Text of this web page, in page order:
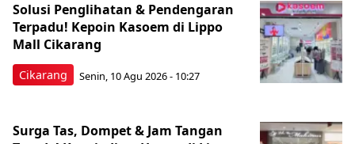
Cikarang
Solusi Penglihatan & Pendengaran
Terpadu! Kepoin Kasoem di Lippo
Mall Cikarang
Senin, 10 Agu 2026 - 10:27
Surga Tas, Dompet & Jam Tangan